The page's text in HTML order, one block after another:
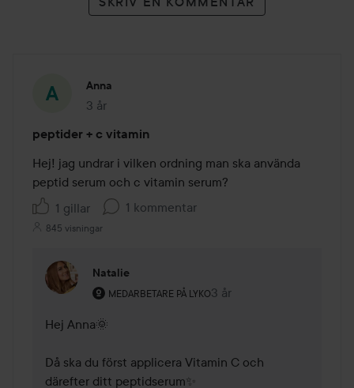
Anna
3 år
Inlägget skapades 3 år
peptider + c vitamin
Hej! jag undrar i vilken ordning man ska använda
peptid serum och c vitamin serum?
1 gillar
1 kommentar
845 visningar
Natalie
MEDARBETARE PÅ LYKO
Användarens roll: Medarbetare på Lyko.
3 år
Kommentaren lades 3 år
Hej Anna🌞
Då ska du först applicera Vitamin C och
därefter ditt peptidserum✨